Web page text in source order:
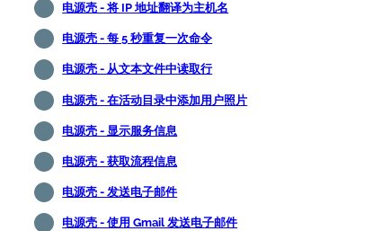
电源壳 - 将 IP 地址翻译为主机名
电源壳 - 每 5 秒重复一次命令
电源壳 - 从文本文件中读取行
电源壳 - 在活动目录中添加用户照片
电源壳 - 显示服务信息
电源壳 - 获取流程信息
电源壳 - 发送电子邮件
电源壳 - 使用 Gmail 发送电子邮件